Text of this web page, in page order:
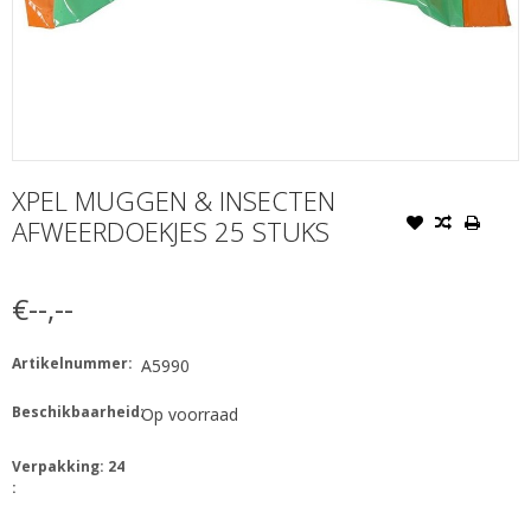
XPEL MUGGEN & INSECTEN
AFWEERDOEKJES 25 STUKS
€--,--
Artikelnummer: A5990
Beschikbaarheid:Op voorraad
Verpakking: 24
: